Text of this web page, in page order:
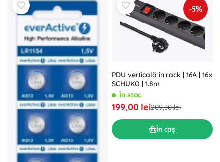
-5%
PDU verticală în rack | 16A | 16x
SCHUKO | 1.8m
În stoc
199,00 lei209,00 lei
În coș